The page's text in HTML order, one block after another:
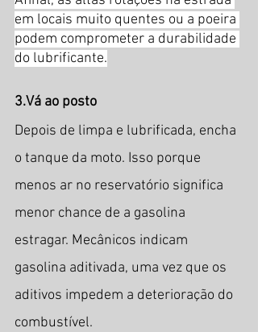
em locais muito quentes ou a poeira
podem comprometer a durabilidade
do lubrificante.
3.Vá ao posto
Depois de limpa e lubrificada, encha
o tanque da moto. Isso porque
menos ar no reservatório significa
menor chance de a gasolina
estragar. Mecânicos indicam
gasolina aditivada, uma vez que os
aditivos impedem a deterioração do
combustível.